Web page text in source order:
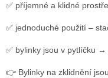
✅ příjemné a klidné
✅ jednoduché použití –
✅ bylinky jsou v pytlíčku
👉 Bylinky na zklidnění